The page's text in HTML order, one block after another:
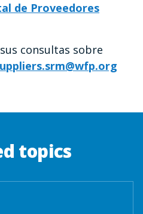
de Proveedores
consultas sobre
topics